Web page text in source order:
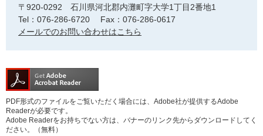
〒920-0292
石川県河北郡内灘町字大学1丁目2番地1
Tel：076-286-6720
Fax：076-286-0617
メールでのお問い合わせはこちら
PDF形式のファイルをご覧いただく場合には、Adobe社が提供するAdobe
Readerが必要です。
Adobe Readerをお持ちでない方は、バナーのリンク先からダウンロードしてく
ださい。（無料）